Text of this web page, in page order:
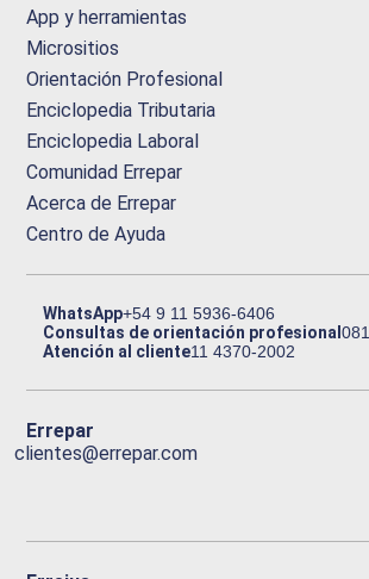
App y herramientas
Micrositios
Orientación Profesional
Enciclopedia Tributaria
Enciclopedia Laboral
Comunidad Errepar
Acerca de Errepar
Centro de Ayuda
WhatsApp+54 9 11 5936-6406
Consultas de orientación profesional
Atención al cliente11 4370-2002
Errepar
clientes@errepar.com